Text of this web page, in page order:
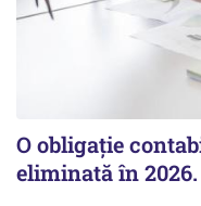
O obligație
eliminată în